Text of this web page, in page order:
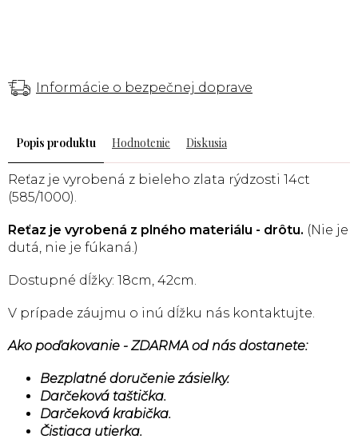
Informácie o bezpečnej doprave
Popis Hodnotenie Diskusia
Reťaz je vyrobená z bieleho zlata rýdzosti 14ct
(585/1000).
Reťaz je vyrobená z plného materiálu - drôtu. (Nie je
dutá, nie je fúkaná.)
Dostupné dĺžky: 18cm, 42cm.
V prípade záujmu o inú dĺžku nás kontaktujte.
Ako poďakovanie - ZDARMA od nás dostanete:
Bezplatné doručenie zásielky.
Darčeková taštička.
Darčeková krabička.
Čistiaca utierka.